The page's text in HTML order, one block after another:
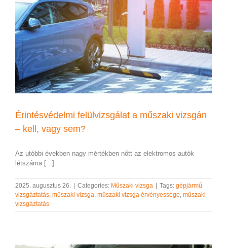
Érintésvédelmi felülvizsgálat a műszaki vizsgán
– kell, vagy sem?
Az utóbbi években nagy mértékben nőtt az elektromos autók
létszáma [...]
2025. augusztus 26. | Categories: Műszaki vizsga | Tags: gépjármű
vizsgáztatás műszaki vizsga műszaki vizsga érvényessége műszaki
vizsgáztatás